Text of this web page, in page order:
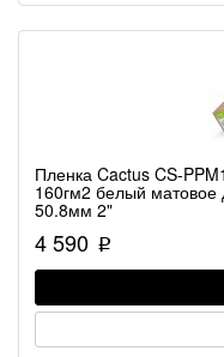
Пленка Cactus CS-
160гм2 белый матовое
50.8мм 2"
4 590 p